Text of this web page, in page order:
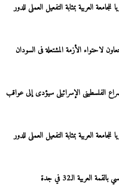
العربية بمثابة التفعيل العملى للدور
لاحتواء الأزمة المشتعلة فى السودان
الفلسطينى الإسرائيلى سيؤدى إلى عواقب
العربية بمثابة التفعيل العملى للدور
العربية الـ32 في جدة